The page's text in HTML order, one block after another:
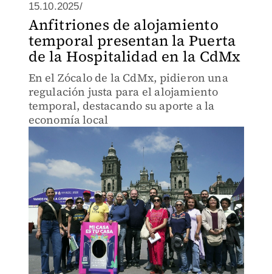
15.10.2025/
Anfitriones de alojamiento
temporal presentan la Puerta
de la Hospitalidad en la CdMx
En el Zócalo de la CdMx, pidieron una
regulación justa para el alojamiento
temporal, destacando su aporte a la
economía local